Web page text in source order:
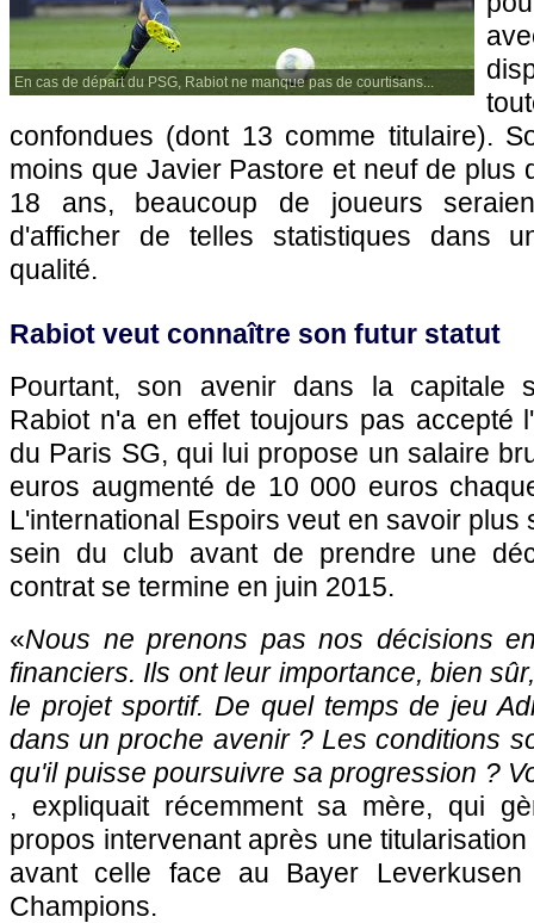
En cas de départ du PSG, Rabiot ne manque pas de courtisans...
confondues (dont 13 comme titulaire).
moins que Javier Pastore et neuf de plus
18 ans, beaucoup de joueurs
d'afficher de telles statistiques dans
qualité.
Rabiot veut connaître son futur statut
Pourtant, son avenir dans la capitale
Rabiot n'a en effet toujours pas accepté
du Paris SG, qui lui propose un salaire
euros augmenté de 10 000 euros
L'international Espoirs veut en savoir plus
sein du club avant de prendre une
contrat se termine en juin 2015.
«Nous ne prenons pas nos décisions
financiers. Ils ont leur importance, bien
le projet sportif. De quel temps de jeu
dans un proche avenir ? Les conditions
qu'il puisse poursuivre sa progression ?
, expliquait récemment sa mère, qui
propos intervenant après une
avant celle face au Bayer
Champions.